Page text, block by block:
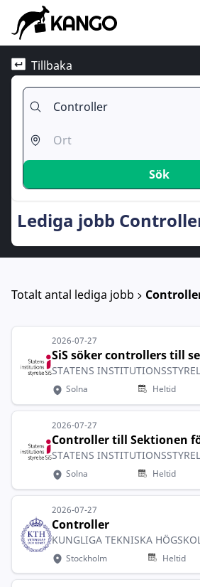
Tillbaka
Sök
Lediga jobb
Totalt antal lediga jobb
2026-07-27
SiS söker controllers till
STATENS
Solna Heltid
2026-07-27
Controller till Sektionen
STATENS
Solna Heltid
2026-07-27
Controller
KUNGLIGA TEKNISKA
Stockholm Heltid